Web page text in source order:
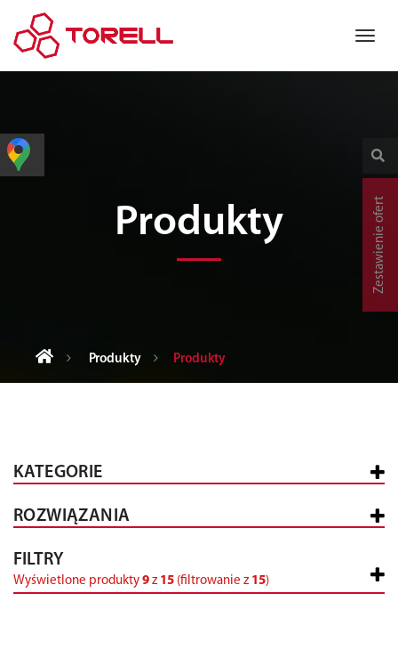
Produkty
Produkty Produkty
KATEGORIE
ROZWIĄZANIA
FILTRY
Wyświetlone produkty 9 z 15 (filtrowanie z 15)
Zestawienie ofert